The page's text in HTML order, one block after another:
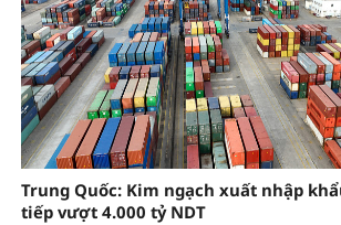
Trung Quốc: Kim ngạch xuất nhập
tiếp vượt 4.000 tỷ NDT